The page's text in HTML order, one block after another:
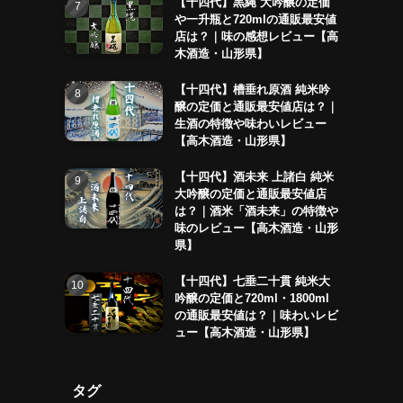
や一升瓶と720mlの通販最安値
店は？｜味の感想レビュー【高
木酒造・山形県】
【十四代】槽垂れ原酒 純米吟
醸の定価と通販最安値店は？｜
生酒の特徴や味わいレビュー
【高木酒造・山形県】
【十四代】酒未来 上諸白 純米
大吟醸の定価と通販最安値店
は？｜酒米「酒未来」の特徴や
味のレビュー【高木酒造・山形
県】
【十四代】七垂二十貫 純米大
吟醸の定価と720ml・1800ml
の通販最安値は？｜味わいレビ
ュー【高木酒造・山形県】
タグ